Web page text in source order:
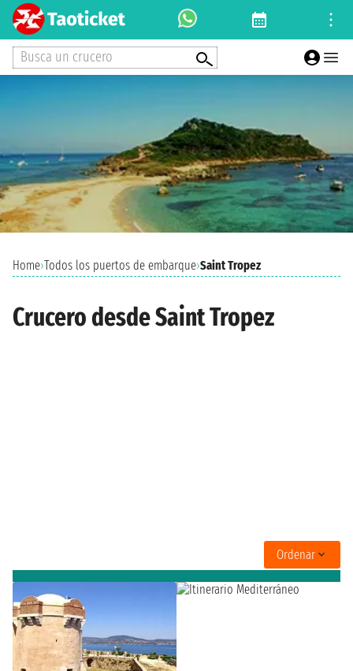
Busca un crucero
Home›Todos los puertos de embarque›Saint Tropez
Crucero desde Saint Tropez
Ordenar